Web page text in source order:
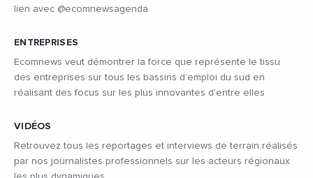
lien avec @ecomnewsagenda
ENTREPRISES
Ecomnews veut démontrer la force que représente le tissu
des entreprises sur tous les bassins d’emploi du sud en
réalisant des focus sur les plus innovantes d’entre elles
VIDÉOS
Retrouvez tous les reportages et interviews de terrain réalisés
par nos journalistes professionnels sur les acteurs régionaux